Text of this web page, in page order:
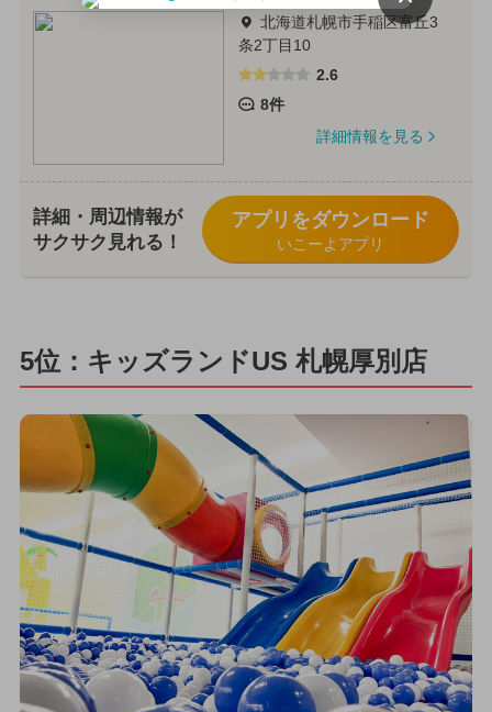
北海道札幌市手稲区富丘3
条2丁目10
2.6
8件
詳細情報を見る
詳細・周辺情報が
サクサク見れる！
アプリをダウンロード
いこーよアプリ
5位：キッズランドUS 札幌厚別店